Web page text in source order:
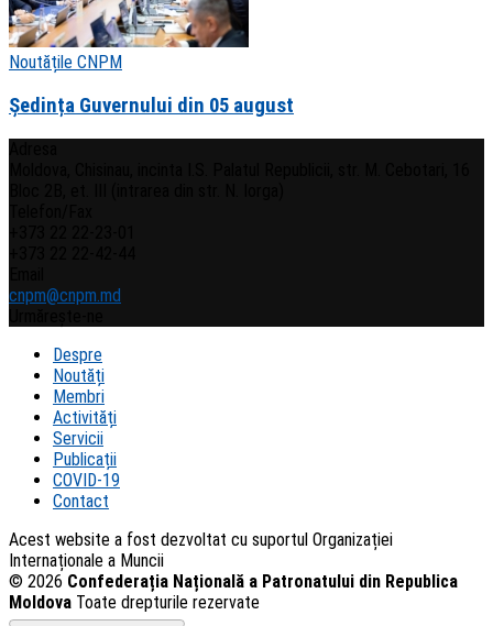
Noutățile CNPM
Ședința Guvernului din 05 august
cnpm@cnpm.md
Despre
Noutăți
Membri
Activități
Servicii
Publicații
COVID-19
Contact
Acest website a fost dezvoltat cu suportul Organizației
Internaționale a Muncii
© 2026 Confederația Națională a Patronatului din Republica
Moldova Toate drepturile rezervate